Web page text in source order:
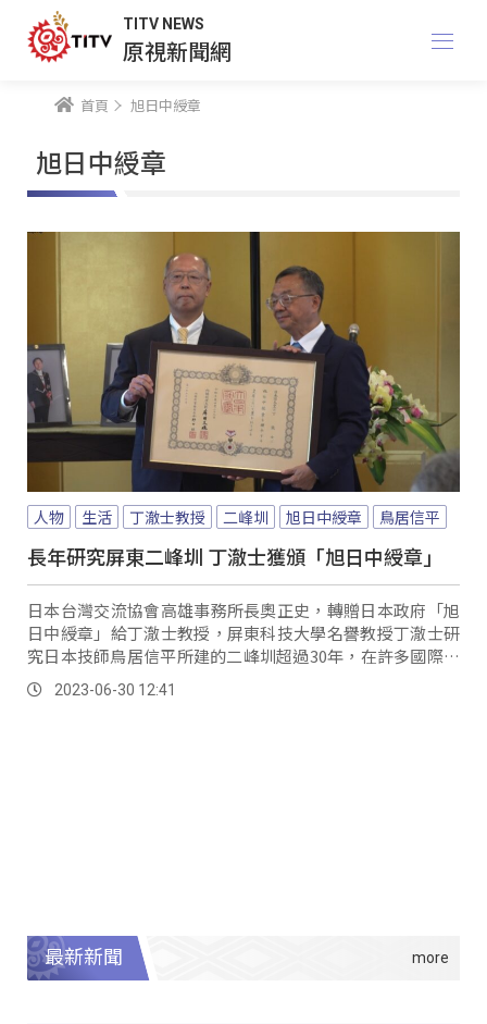
TITV NEWS
原視新聞網
首頁 旭日中綬章
旭日中綬章
人物 生活 丁澈士教授 二峰圳 旭日中綬章 鳥居信平
長年研究屏東二峰圳 丁澈士獲頒「旭日中綬章」
日本台灣交流協會高雄事務所長奧正史，轉贈日本政府「旭
日中綬章」給丁澈士教授，屏東科技大學名譽教授丁澈士研
究日本技師鳥居信平所建的二峰圳超過30年，在許多國際研
討會上發表研究成果，發揚與環境永續共存的水利技術，也
因此促進日本與台灣間的相互理解。
2023-06-30 12:41
最新新聞